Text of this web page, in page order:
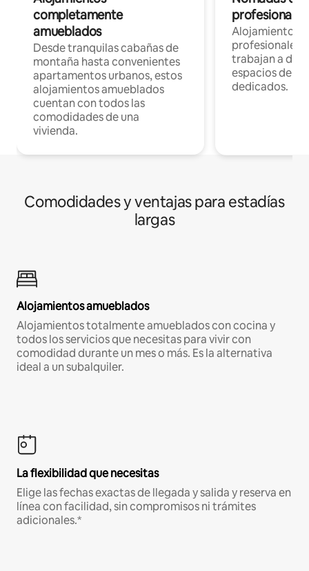
completamente
amueblados
Desde tranquilas cabañas de
montaña hasta convenientes
apartamentos urbanos, estos
alojamientos amueblados
cuentan con todos las
comodidades de una
vivienda.
Alojamientos
profesionales
trabajan a
espacios de
dedicados.
Comodidades y ventajas para estadías
largas
Alojamientos amueblados
Alojamientos totalmente amueblados con cocina y
todos los servicios que necesitas para vivir con
comodidad durante un mes o más. Es la alternativa
ideal a un subalquiler.
La flexibilidad que necesitas
Elige las fechas exactas de llegada y salida y reserva en
línea con facilidad, sin compromisos ni trámites
adicionales.*